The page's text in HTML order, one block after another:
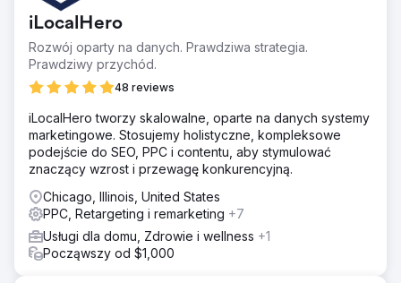
iLocalHero
Rozwój oparty na danych. Prawdziwa strategia.
Prawdziwy przychód.
48 reviews
iLocalHero tworzy skalowalne, oparte na danych systemy
marketingowe. Stosujemy holistyczne, kompleksowe
podejście do SEO, PPC i contentu, aby stymulować
znaczący wzrost i przewagę konkurencyjną.
Chicago, Illinois, United States
PPC, Retargeting i remarketing +7
Usługi dla domu, Zdrowie i wellness +1
Począwszy od $1,000